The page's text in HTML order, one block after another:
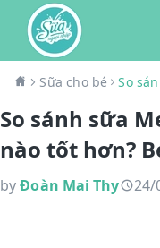
Sữa cho bé So
So sánh sữa
nào tốt hơn?
byĐoàn Mai Thy 24/